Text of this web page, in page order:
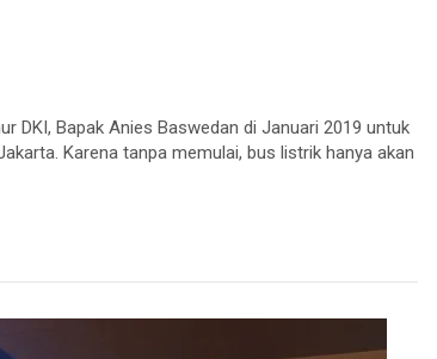
DKI, Bapak Anies Baswedan di Januari 2019 untuk
Karena tanpa memulai, bus listrik hanya akan